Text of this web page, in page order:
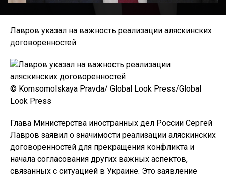
Лавров указал на важность реализации аляскинских
договоренностей
© Komsomolskaya Pravda/ Global Look Press/Global
Look Press
Глава Министерства иностранных дел России Сергей
Лавров заявил о значимости реализации аляскинских
договоренностей для прекращения конфликта и
начала согласования других важных аспектов,
связанных с ситуацией в Украине. Это заявление